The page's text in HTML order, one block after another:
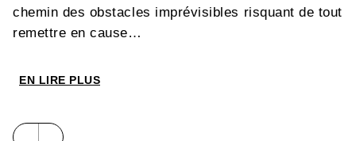
chemin des obstacles imprévisibles risquant de tout
remettre en cause…
EN LIRE PLUS